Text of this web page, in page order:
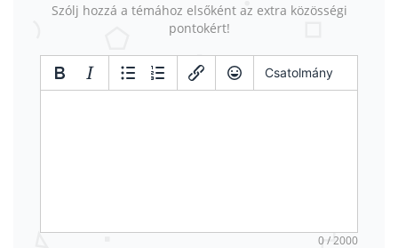
Szólj hozzá a témához elsőként az extra közösségi
pontokért!
Csatolmány
0 / 2000